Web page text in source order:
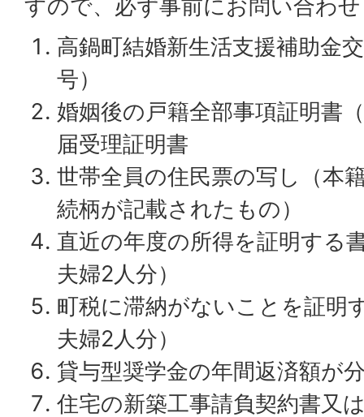
すので、必ず事前にお問い合わ
高鍋町結婚新生活支援補助金
号）
婚姻後の戸籍全部事項証明書
届受理証明書
世帯全員の住民票の写し（本
続柄が記載されたもの）
直近の年度の所得を証明する
夫婦2人分）
町税に滞納がないことを証明
夫婦2人分）
貸与型奨学金の年間返済額が
住宅の新築工事請負契約書又